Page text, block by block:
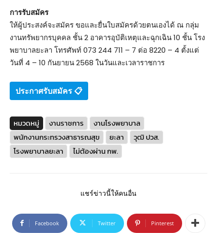
การรับสมัคร
ให้ผู้ประสงค์จะสมัคร ขอและยื่นใบสมัครด้วยตนเองได้ ณ กลุ่ม
งานทรัพยากรบุคคล ชั้น 2 อาคารอุบัติเหตุและฉุกเฉิน 10 ชั้น โรง
พยาบาลยะลา โทรศัพท์ 073 244 711 – 7 ต่อ 8220 – 4 ตั้งแต่
วันที่ 4 – 10 กันยายน 2568 ในวันและเวลาราชการ
ประกาศรับสมัคร 📋
หมวดหมู่ งานราชการ
งานโรงพยาบาล
พนักงานกระทรวงสาธารณสุข
ยะลา
วุฒิ ปวส.
โรงพยาบาลยะลา
ไม่ต้องผ่าน กพ.
แชร์ข่าวนี้ให้คนอื่น
Facebook Twitter Pinterest